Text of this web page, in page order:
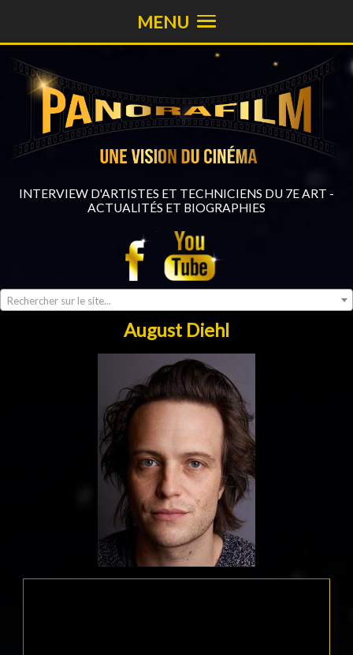
INTERVIEW D'ARTISTES ET TECHNICIENS DU 7E ART -
ACTUALITÉS ET BIOGRAPHIES
Rechercher sur le site...
MENU
August Diehl